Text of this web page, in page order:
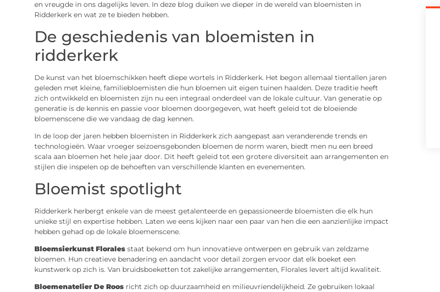
en vreugde in ons dagelijks leven. In deze blog duiken we dieper in de wereld van bloemisten in
Ridderkerk en wat ze te bieden hebben.
De geschiedenis van bloemisten in
ridderkerk
De kunst van het bloemschikken heeft diepe wortels in Ridderkerk. Het begon allemaal tientallen jaren
geleden met kleine, familiebloemisten die hun bloemen uit eigen tuinen haalden. Deze traditie heeft
zich ontwikkeld en bloemisten zijn nu een integraal onderdeel van de lokale cultuur. Van generatie op
generatie is de kennis en passie voor bloemen doorgegeven, wat heeft geleid tot de bloeiende
bloemenscene die we vandaag de dag kennen.
In de loop der jaren hebben bloemisten in Ridderkerk zich aangepast aan veranderende trends en
technologieën. Waar vroeger seizoensgebonden bloemen de norm waren, biedt men nu een breed
scala aan bloemen het hele jaar door. Dit heeft geleid tot een grotere diversiteit aan arrangementen en
stijlen die inspelen op de behoeften van verschillende klanten en evenementen.
Bloemist spotlight
Ridderkerk herbergt enkele van de meest getalenteerde en gepassioneerde bloemisten die elk hun
unieke stijl en expertise hebben. Laten we eens kijken naar een paar van hen die een aanzienlijke impact
hebben gehad op de lokale bloemenscene.
Bloemsierkunst Floralesstaat bekend om hun innovatieve ontwerpen en gebruik van zeldzame
bloemen. Hun creatieve benadering en aandacht voor detail zorgen ervoor dat elk boeket een
kunstwerk op zich is. Van bruidsboeketten tot zakelijke arrangementen, Florales levert altijd kwaliteit.
Bloemenatelier De Roosricht zich op duurzaamheid en milieuvriendelijkheid. Ze gebruiken lokaal